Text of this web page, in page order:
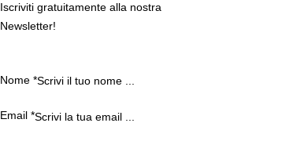
Iscriviti gratuitamente alla nostra
Newsletter!
Nome *
Email *